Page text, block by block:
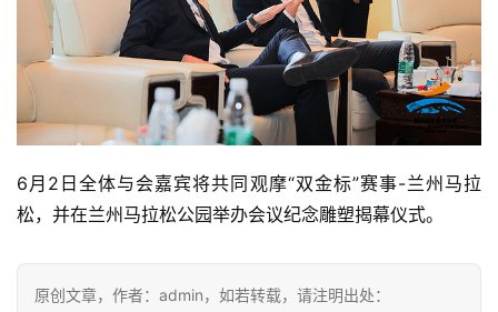
6月2日全体与会嘉宾将共同观摩“双金标”赛事-兰州马拉
松，并在兰州马拉松公园举办会议纪念雕塑揭幕仪式。
原创文章，作者：admin，如若转载，请注明出处：